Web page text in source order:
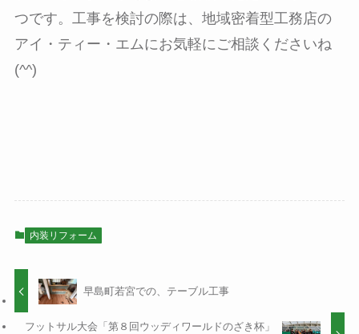
つです。工事を検討の際は、地域密着型工務店の
アイ・ティー・エムにお気軽にご相談くださいね
(^^)
内装リフォーム
早島町若宮での、テーブル工事
フットサル大会「第８回ウッディワールドのざき杯」